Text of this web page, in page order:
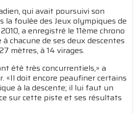
qui avait poursuivi son
la foulée des Jeux olympiques de
a enregistré le 11ème chrono
chacune de ses deux descentes
mètres, à 14 virages.
été très concurrentiels,» a
«Il doit encore peaufiner certains
à la descente; il lui faut un
sur cette piste et ses résultats